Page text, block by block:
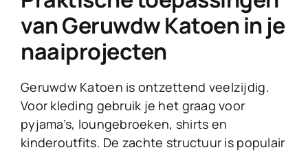
van Geruwdw Katoen in je
naaiprojecten
Geruwdw Katoen is ontzettend veelzijdig.
Voor kleding gebruik je het graag voor
pyjama’s, loungebroeken, shirts en
kinderoutfits. De zachte structuur is populair